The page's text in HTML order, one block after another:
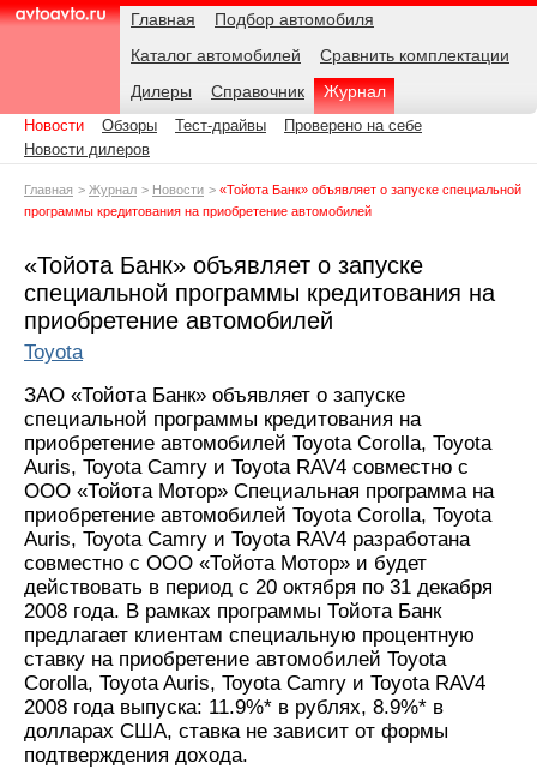
AvtoAvto.ru
Навигация Главная
Подбор автомобиля
Каталог автомобилей
Сравнить комплектации
Дилеры
Справочник Журнал
Подразделы
Новости Обзоры Тест-драйвы
Проверено на себе
Новости дилеров
Родительские
Главная Журнал Новости
«Тойота Банк» объявляет о запуске специальной
программы кредитования на приобретение автомобилей
«Тойота Банк» объявляет о запуске
специальной программы кредитования на
приобретение автомобилей
Toyota
ЗАО «Тойота Банк» объявляет о запуске
специальной программы кредитования на
приобретение автомобилей Toyota Corolla, Toyota
Auris, Toyota Camry и Toyota RAV4 совместно с
ООО «Тойота Мотор» Специальная программа на
приобретение автомобилей Toyota Corolla, Toyota
Auris, Toyota Camry и Toyota RAV4 разработана
совместно с ООО «Тойота Мотор» и будет
действовать в период с 20 октября по 31 декабря
2008 года. В рамках программы Тойота Банк
предлагает клиентам специальную процентную
ставку на приобретение автомобилей Toyota
Corolla, Toyota Auris, Toyota Camry и Toyota RAV4
2008 года выпуска: 11.9%* в рублях, 8.9%* в
долларах США, ставка не зависит от формы
подтверждения дохода.
Дата: